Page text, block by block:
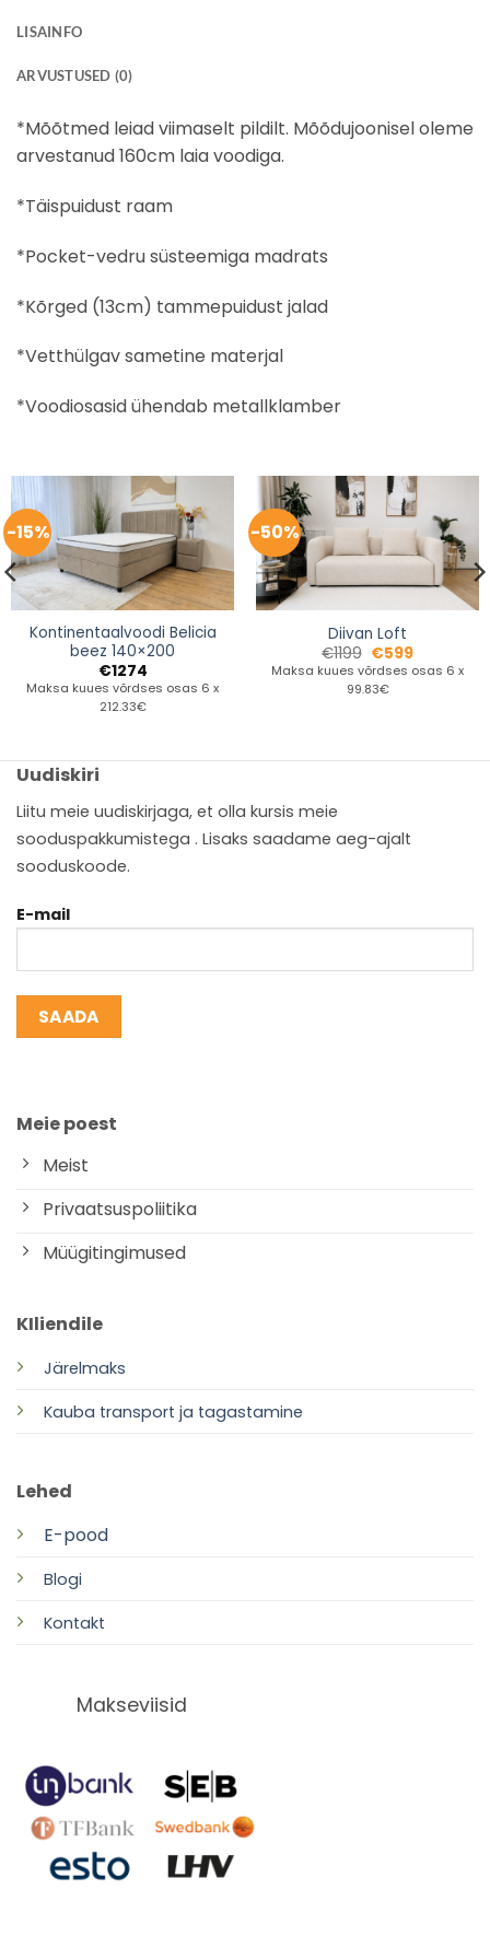
LISAINFO
ARVUSTUSED (0)
*Mõõtmed leiad viimaselt pildilt. Mõõdujoonisel oleme
arvestanud 160cm laia voodiga.
*Täispuidust raam
*Pocket-vedru süsteemiga madrats
*Kõrged (13cm) tammepuidust jalad
*Vetthülgav sametine materjal
*Voodiosasid ühendab metallklamber
-15%
Kontinentaalvoodi Belicia
beez 140×200
€1274
Maksa kuues võrdses osas 6 x
212.33€
-50%
Diivan Loft
€1199 €599
Maksa kuues võrdses osas 6 x
99.83€
Uudiskiri
Liitu meie uudiskirjaga, et olla kursis meie
sooduspakkumistega . Lisaks saadame aeg-ajalt
sooduskoode.
E-mail
KIliendile
Järelmaks
Kauba transport ja tagastamine
Lehed
E-pood
Blogi
Kontakt
Makseviisid
Meie poest
Meist
Privaatsuspoliitika
Müügitingimused